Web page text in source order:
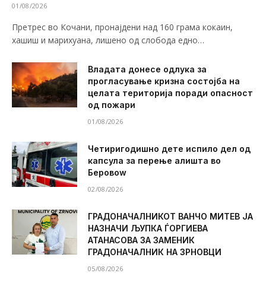
01/08/2026
Претрес во Кочани, пронајдени над 160 грама кокаин,
хашиш и марихуана, лишено од слобода едно…
Владата донесе одлука за
прогласување кризна состојба на
целата територија поради опасност
од пожари
01/08/2026
Четиригодишно дете испило дел од
капсула за перење алишта во
Беровоw
02/08/2026
ГРАДОНАЧАЛНИКОТ ВАНЧО МИТЕВ ЈА
НАЗНАЧИ ЉУПКА ЃОРГИЕВА
АТАНАСОВА ЗА ЗАМЕНИК
ГРАДОНАЧАЛНИК НА ЗРНОВЦИ
05/08/2026